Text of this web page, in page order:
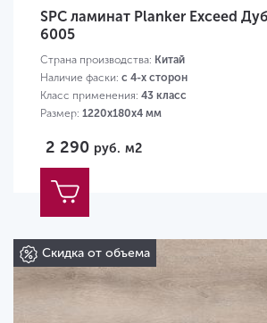
SPC ламинат Planker Exceed
6005
Страна производства: Китай
Наличие фаски: с 4-х сторон
Класс применения: 43 класс
Размер: 1220х180х4 мм
2 290 руб. м2
Скидка от объема